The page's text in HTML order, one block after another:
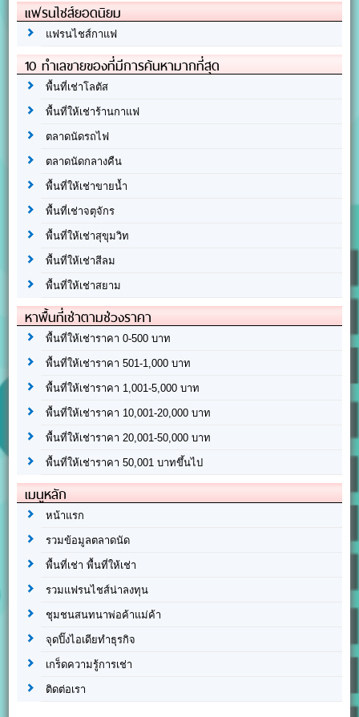
แฟรนไชส์ยอดนิยม
แฟรนไชส์กาแฟ
10 ทำเลขายของที่มีการค้นหามากที่สุด
พื้นที่เช่าโลตัส
พื้นที่ให้เช่าร้านกาแฟ
ตลาดนัดรถไฟ
ตลาดนัดกลางคืน
พื้นที่ให้เช่าขายน้ำ
พื้นที่เช่าจตุจักร
พื้นที่ให้เช่าสุขุมวิท
พื้นที่ให้เช่าสีลม
พื้นที่ให้เช่าสยาม
หาพื้นที่เช่าตามช่วงราคา
พื้นที่ให้เช่าราคา 0-500 บาท
พื้นที่ให้เช่าราคา 501-1,000 บาท
พื้นที่ให้เช่าราคา 1,001-5,000 บาท
พื้นที่ให้เช่าราคา 10,001-20,000 บาท
พื้นที่ให้เช่าราคา 20,001-50,000 บาท
พื้นที่ให้เช่าราคา 50,001 บาทขึ้นไป
เมนูหลัก
หน้าแรก
รวมข้อมูลตลาดนัด
พื้นที่เช่า พื้นที่ให้เช่า
รวมแฟรนไชส์น่าลงทุน
ชุมชนสนทนาพ่อค้าแม่ค้า
จุดปิ๊งไอเดียทำธุรกิจ
เกร็ดความรู้การเช่า
ติดต่อเรา